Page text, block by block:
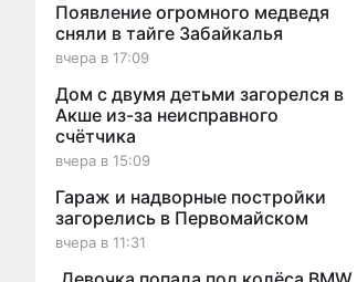
Появление огромного медведя
сняли в тайге Забайкалья
вчера в 17:09
Дом с двумя детьми загорелся в
Акше из-за неисправного
счётчика
вчера в 15:09
Гараж и надворные постройки
загорелись в Первомайском
вчера в 11:31